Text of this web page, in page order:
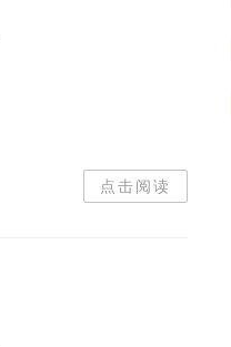
点击阅读